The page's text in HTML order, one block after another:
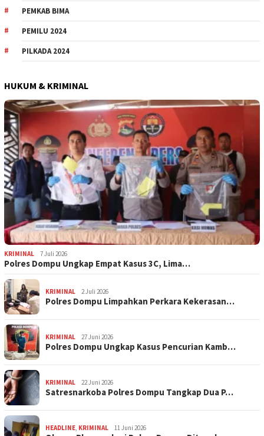
PEMKAB BIMA
PEMILU 2024
PILKADA 2024
HUKUM & KRIMINAL
KRIMINAL 7 Juli 2026
Polres Dompu Ungkap Empat Kasus 3C, Lima…
KRIMINAL 2 Juli 2026
Polres Dompu Limpahkan Perkara Kekerasan…
KRIMINAL 27 Juni 2026
Polres Dompu Ungkap Kasus Pencurian Kamb…
KRIMINAL 22 Juni 2026
Satresnarkoba Polres Dompu Tangkap Dua P…
HEADLINE KRIMINAL 11 Juni 2026